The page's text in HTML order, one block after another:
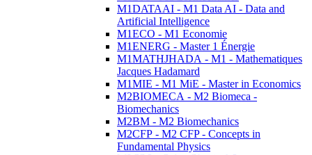
M1DATAAI - M1 Data AI - Data and
Artificial Intelligence
M1ECO - M1 Economie
M1ENERG - Master 1 Énergie
M1MATHJHADA - M1 - Mathematiques
Jacques Hadamard
M1MIE - M1 MiE - Master in Economics
M2BIOMECA - M2 Biomeca -
Biomechanics
M2BM - M2 Biomechanics
M2CFP - M2 CFP - Concepts in
Fundamental Physics